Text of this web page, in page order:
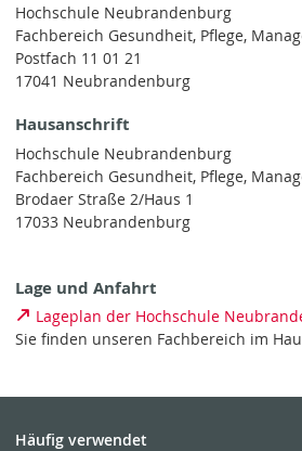
Hochschule Neubrandenburg
Fachbereich Gesundheit, Pflege,
Postfach 11 01 21
17041 Neubrandenburg
Hausanschrift
Hochschule Neubrandenburg
Fachbereich Gesundheit, Pflege,
Brodaer Straße 2/Haus 1
17033 Neubrandenburg
Lage und Anfahrt
Lageplan der Hochschule
Sie finden unseren Fachbereich im
Häufig verwendet